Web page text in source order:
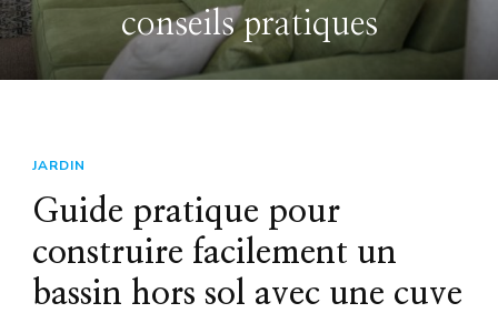
esthétique
JARDIN
Guide pratique pour
construire facilement un
bassin hors sol avec une cuve